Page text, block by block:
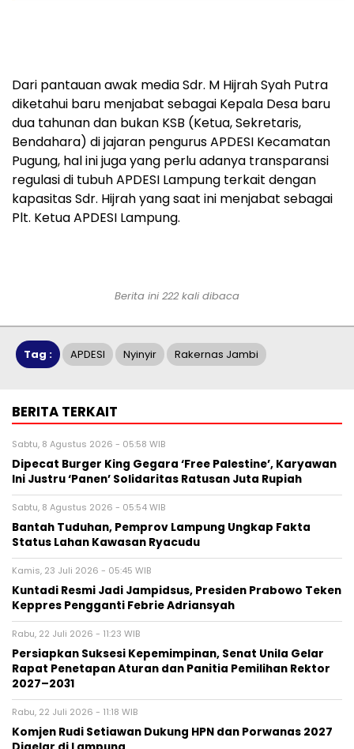
Dari pantauan awak media Sdr. M Hijrah Syah Putra
diketahui baru menjabat sebagai Kepala Desa baru
dua tahunan dan bukan KSB (Ketua, Sekretaris,
Bendahara) di jajaran pengurus APDESI Kecamatan
Pugung, hal ini juga yang perlu adanya transparansi
regulasi di tubuh APDESI Lampung terkait dengan
kapasitas Sdr. Hijrah yang saat ini menjabat sebagai
Plt. Ketua APDESI Lampung.
Berita ini 222 kali dibaca
Tag : APDESI Nyinyir Rakernas Jambi
BERITA TERKAIT
Sabtu, 8 Agustus 2026 - 05:58 WIB
Dipecat Burger King Gegara ‘Free Palestine’, Karyawan
Ini Justru ‘Panen’ Solidaritas Ratusan Juta Rupiah
Sabtu, 8 Agustus 2026 - 05:54 WIB
Bantah Tuduhan, Pemprov Lampung Ungkap Fakta
Status Lahan Kawasan Ryacudu
Kamis, 23 Juli 2026 - 05:45 WIB
Kuntadi Resmi Jadi Jampidsus, Presiden Prabowo Teken
Keppres Pengganti Febrie Adriansyah
Rabu, 22 Juli 2026 - 11:23 WIB
Persiapkan Suksesi Kepemimpinan, Senat Unila Gelar
Rapat Penetapan Aturan dan Panitia Pemilihan Rektor
2027–2031
Rabu, 22 Juli 2026 - 11:18 WIB
Komjen Rudi Setiawan Dukung HPN dan Porwanas 2027